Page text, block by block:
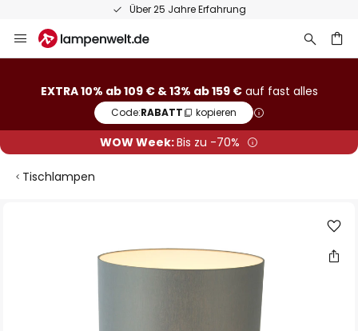
Über 25 Jahre Erfahrung
Inhalt
EXTRA 10% ab 109 € & 13% ab 159 €auf fast alles
Code:RABATT kopieren
WOW Week:Bis zu -70%
Tischlampen